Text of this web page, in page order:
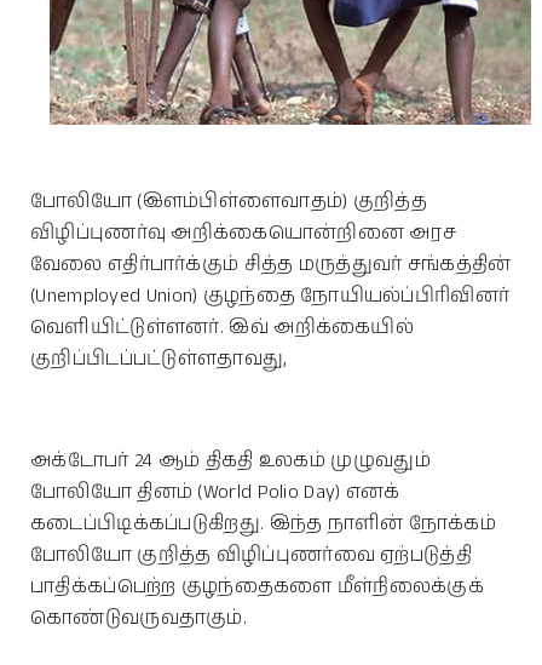
போலியோ (இளம்பிள்ளைவாதம்) குறித்த
விழிப்புணர்வு அறிக்கையொன்றினை அரச
வேலை எதிர்பார்க்கும் சித்த மருத்துவர் சங்கத்தின்
(Unemployed Union) குழந்தை நோயியல்ப்பிரிவினர்
வெளியிட்டுள்ளனர். இவ் அறிக்கையில்
குறிப்பிடப்பட்டுள்ளதாவது,
அக்டோபர் 24 ஆம் திகதி உலகம் முழுவதும்
போலியோ தினம் (World Polio Day) எனக்
கடைப்பிடிக்கப்படுகிறது. இந்த நாளின் நோக்கம்
போலியோ குறித்த விழிப்புணர்வை ஏற்படுத்தி
பாதிக்கப்பெற்ற குழந்தைகளை மீள்நிலைக்குக்
கொண்டுவருவதாகும்.